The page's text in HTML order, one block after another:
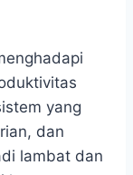
yang
dan
lambat dan